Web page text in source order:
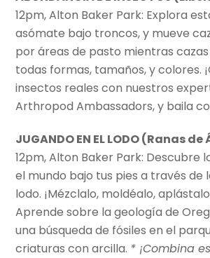
12pm, Alton Baker Park: Explora
asómate bajo troncos, y mueve
por áreas de pasto mientras
todas formas, tamaños, y colores.
insectos reales con nuestros
Arthropod Ambassadors, y baila
JUGANDO EN EL LODO (Ranas
12pm, Alton Baker Park: Descubre
el mundo bajo tus pies a través de
lodo. ¡Mézclalo, moldéalo,
Aprende sobre la geología de
una búsqueda de fósiles en el
criaturas con arcilla. * ¡Combina